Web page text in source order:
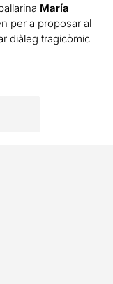
María
per a proposar al
diàleg tragicòmic